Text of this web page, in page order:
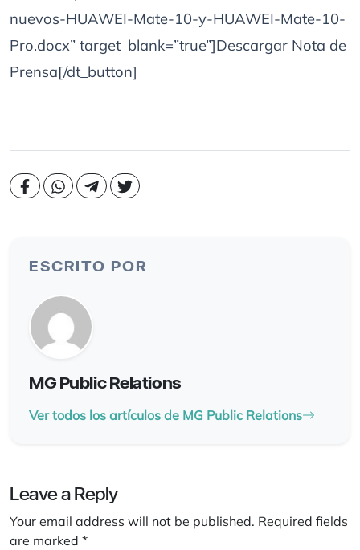
nuevos-HUAWEI-Mate-10-y-HUAWEI-Mate-10-
Pro.docx” target_blank=”true”]Descargar Nota de
Prensa[/dt_button]
ESCRITO POR
MG Public Relations
Ver todos los artículos de MG Public Relations
Leave a Reply
Your email address will not be published. Required fields
are marked *